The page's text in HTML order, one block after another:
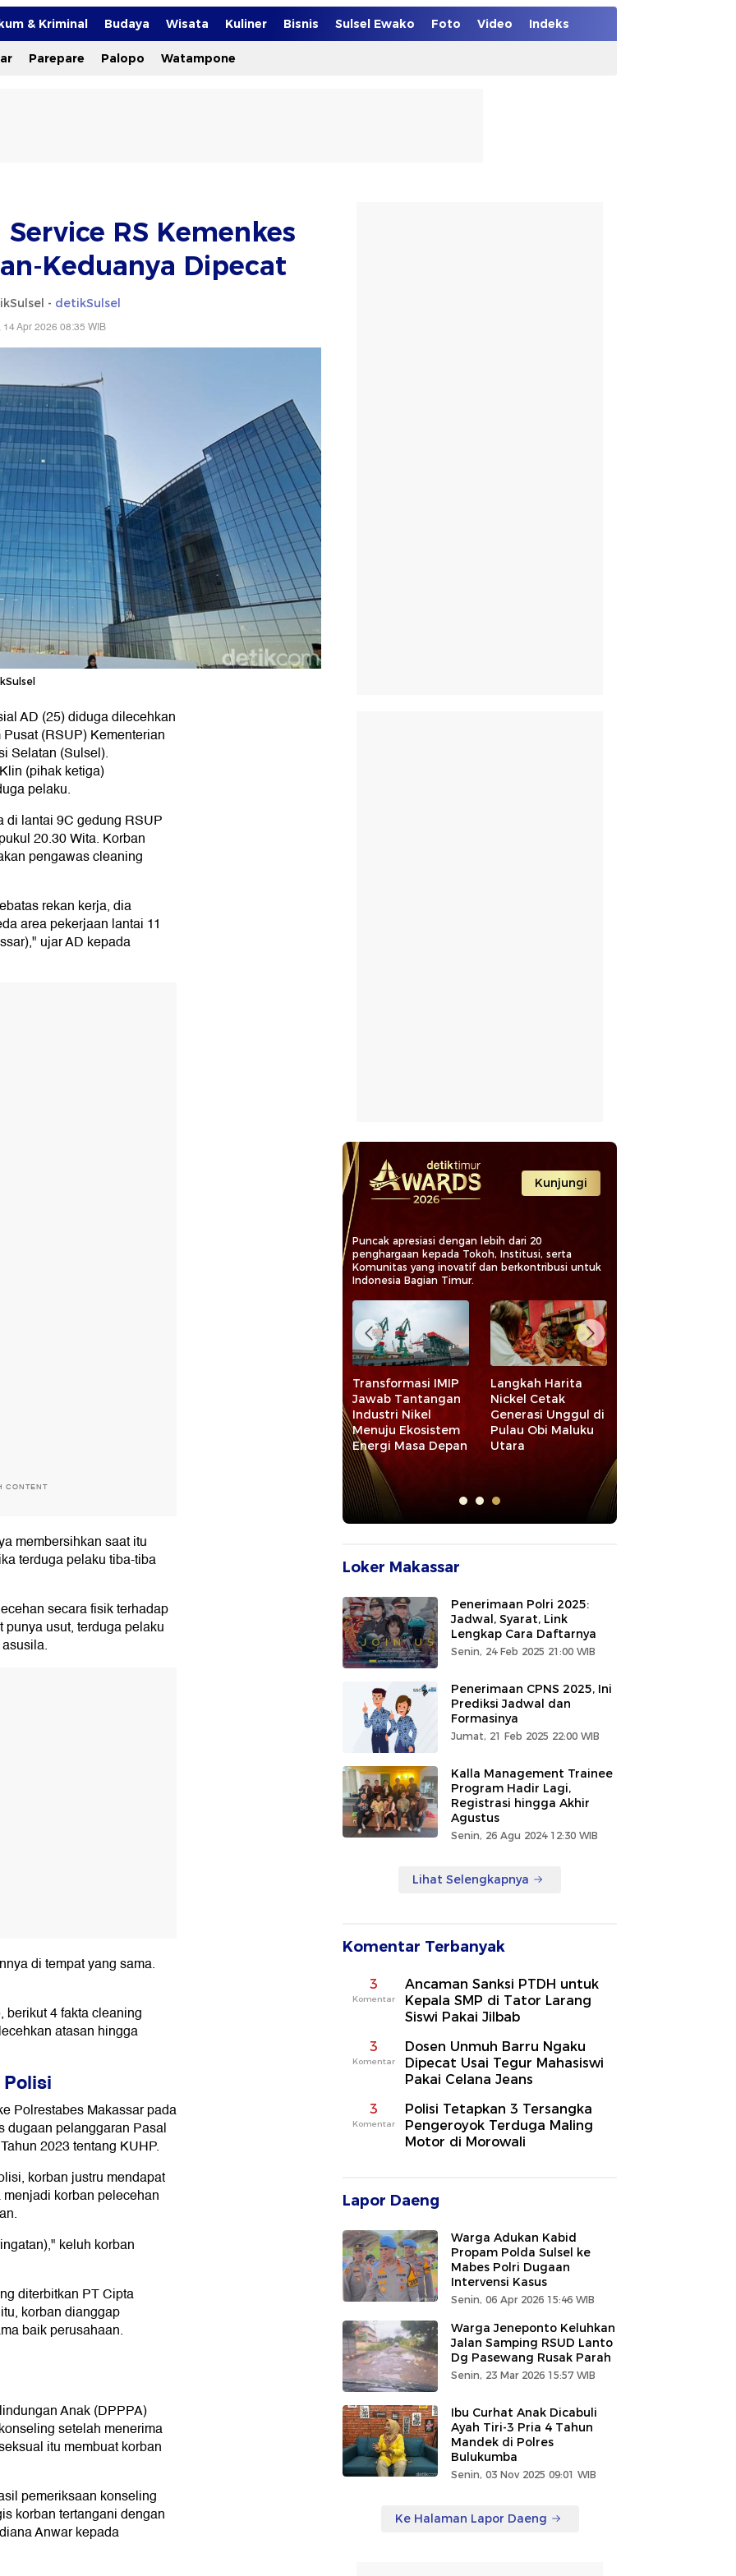
& Kriminal Budaya Wisata Kuliner Bisnis Sulsel Ewako Foto Video Indeks
Parepare Palopo Watampone
RS Kemenkes
Keduanya Dipecat
- detikSulsel
Apr 2026 08:35 WIB
AD (25) diduga dilecehkan
(RSUP) Kementerian
Selatan (Sulsel).
(pihak ketiga)
pelaku.
di lantai 9C gedung RSUP
20.30 Wita. Korban
pengawas cleaning
rekan kerja, dia
area pekerjaan lantai 11
ujar AD kepada
CONTENT
membersihkan saat itu
terduga pelaku tiba-tiba
secara fisik terhadap
usut, terduga pelaku
di tempat yang sama.
berikut 4 fakta cleaning
atasan hingga
Polrestabes Makassar pada
dugaan pelanggaran Pasal
2023 tentang KUHP.
korban justru mendapat
korban pelecehan
keluh korban
diterbitkan PT Cipta
korban dianggap
baik perusahaan.
Anak (DPPPA)
setelah menerima
itu membuat korban
pemeriksaan konseling
korban tertangani dengan
Anwar kepada
Kunjungi
Puncak apresiasi dengan lebih dari 20
penghargaan kepada Tokoh, Institusi, serta
Komunitas yang inovatif dan berkontribusi untuk
Indonesia Bagian Timur.
Transformasi IMIP
Jawab Tantangan
Industri Nikel
Menuju Ekosistem
Energi Masa Depan
Langkah Harita
Nickel Cetak
Generasi Unggul di
Pulau Obi Maluku
Utara
Loker Makassar
Penerimaan Polri 2025:
Jadwal, Syarat, Link
Lengkap Cara Daftarnya
Senin, 24 Feb 2025 21:00 WIB
Penerimaan CPNS 2025, Ini
Prediksi Jadwal dan
Formasinya
Jumat, 21 Feb 2025 22:00 WIB
Kalla Management Trainee
Program Hadir Lagi,
Registrasi hingga Akhir
Agustus
Senin, 26 Agu 2024 12:30 WIB
Lihat Selengkapnya
Komentar Terbanyak
3
Komentar
Ancaman Sanksi PTDH untuk
Kepala SMP di Tator Larang
Siswi Pakai Jilbab
3
Komentar
Dosen Unmuh Barru Ngaku
Dipecat Usai Tegur Mahasiswi
Pakai Celana Jeans
3
Komentar
Polisi Tetapkan 3 Tersangka
Pengeroyok Terduga Maling
Motor di Morowali
Lapor Daeng
Warga Adukan Kabid
Propam Polda Sulsel ke
Mabes Polri Dugaan
Intervensi Kasus
Senin, 06 Apr 2026 15:46 WIB
Warga Jeneponto Keluhkan
Jalan Samping RSUD Lanto
Dg Pasewang Rusak Parah
Senin, 23 Mar 2026 15:57 WIB
Ibu Curhat Anak Dicabuli
Ayah Tiri-3 Pria 4 Tahun
Mandek di Polres
Bulukumba
Senin, 03 Nov 2025 09:01 WIB
Ke Halaman Lapor Daeng